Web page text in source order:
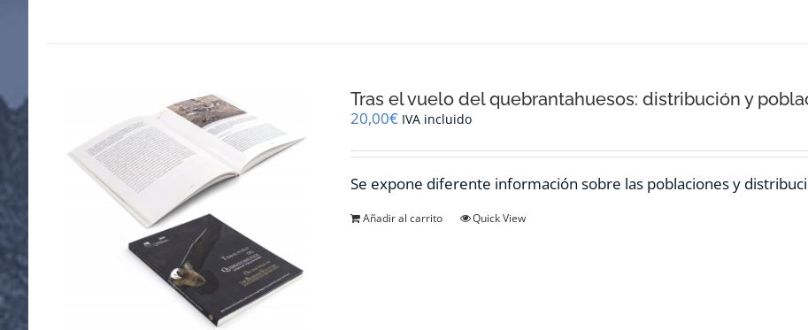
Tras el vuelo del quebrantahuesos: distribución y
20,00€ IVA incluido
Se expone diferente información sobre las poblaciones y
Añadir al carrito Quick View